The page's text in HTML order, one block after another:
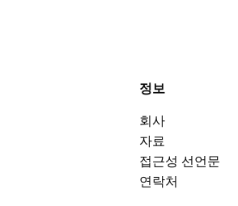
정보
회사
자료
접근성 선언문
연락처